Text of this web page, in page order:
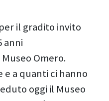
il gradito invito
anni
Omero.
e a quanti ci hanno
oggi il Museo